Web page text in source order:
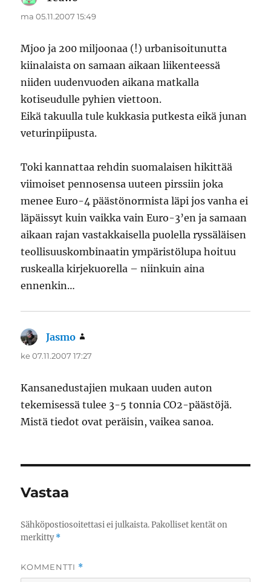
ma 05.11.2007 15:49
Mjoo ja 200 miljoonaa (!) urbanisoitunutta
kiinalaista on samaan aikaan liikenteessä
niiden uudenvuoden aikana matkalla
kotiseudulle pyhien viettoon.
Eikä takuulla tule kukkasia putkesta eikä junan
veturinpiipusta.
Toki kannattaa rehdin suomalaisen hikittää
viimoiset pennosensa uuteen pirssiin joka
menee Euro-4 päästönormista läpi jos vanha ei
läpäissyt kuin vaikka vain Euro-3’en ja samaan
aikaan rajan vastakkaisella puolella ryssäläisen
teollisuuskombinaatin ympäristölupa hoituu
ruskealla kirjekuorella – niinkuin aina
ennenkin…
Jasmo
ke 07.11.2007 17:27
Kansanedustajien mukaan uuden auton
tekemisessä tulee 3-5 tonnia CO2-päästöjä.
Mistä tiedot ovat peräisin, vaikea sanoa.
Vastaa
Sähköpostiosoitettasi ei julkaista. Pakolliset kentät on
merkitty*
KOMMENTTI *